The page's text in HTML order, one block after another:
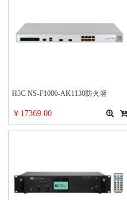
H3C NS-F1000-AK1130防火墙
￥17369.00